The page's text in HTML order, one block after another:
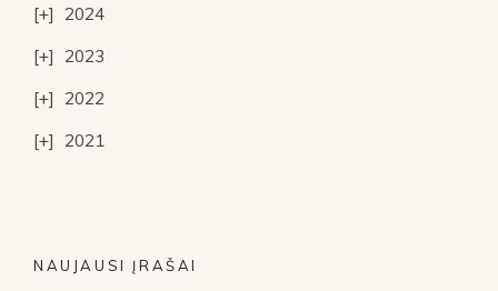
2024
2023
2022
2021
NAUJAUSI ĮRAŠAI